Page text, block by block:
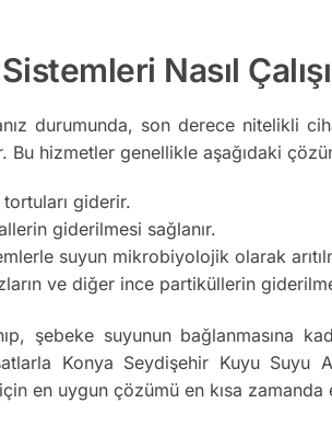
Nasıl
durumunda, son derece nitelikli
hizmetler genellikle aşağıdaki
giderir.
giderilmesi sağlanır.
suyun mikrobiyolojik olarak
ve diğer ince partiküllerin
şebeke suyunun bağlanmasına
Konya Seydişehir Kuyu
en uygun çözümü en kısa